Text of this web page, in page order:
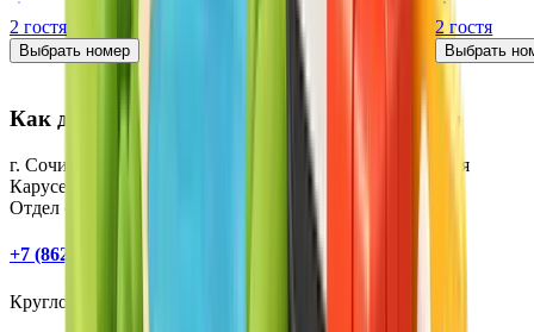
2 гостя
Выбрать номер
2 гостя
Выбрать
Как добраться до Курорта Красная поляна
г. Сочи, Курорт Красная Поляна, Поляна 540, ул. Горная
Карусель, 5
Отдел бронирования:
+7 (862) 245-50-50
Круглосуточная поддержка: